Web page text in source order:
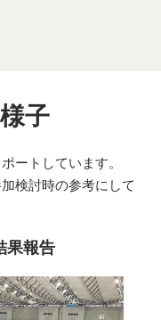
子
ートしています。
検討時の参考にして
果報告